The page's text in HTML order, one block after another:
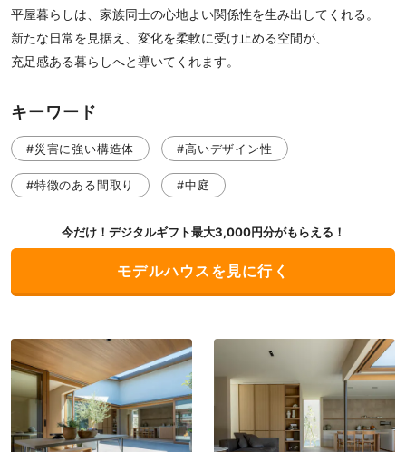
平屋暮らしは、家族同士の心地よい関係性を生み出してくれる。
新たな日常を見据え、変化を柔軟に受け止める空間が、
充足感ある暮らしへと導いてくれます。
キーワード
#災害に強い構造体 #高いデザイン性
#特徴のある間取り #中庭
今だけ！デジタルギフト最大3,000円分がもらえる！
モデルハウスを見に行く